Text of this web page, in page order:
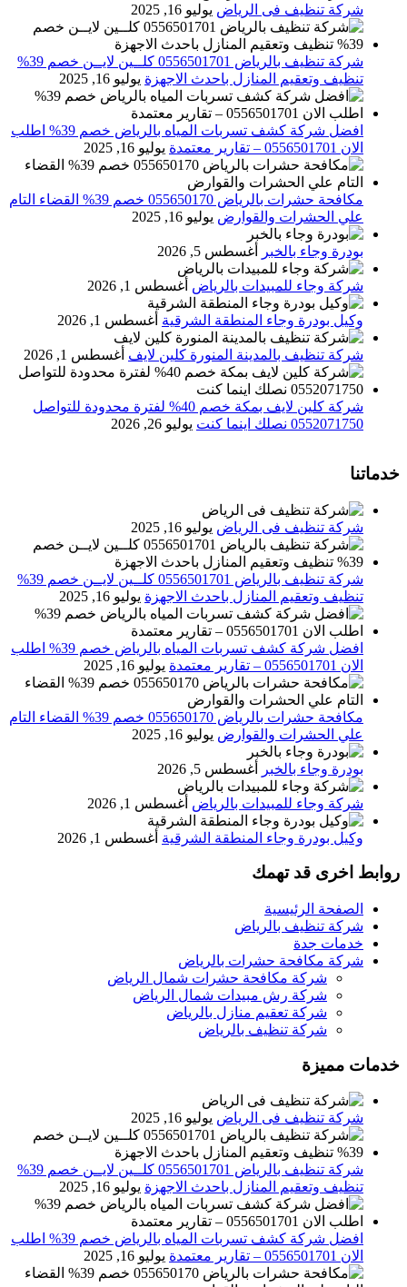
شركة تنظيف فى الرياض يوليو 16, 2025
شركة تنظيف بالرياض 0556501701 كلــين لايــن خصم 39%
تنظيف وتعقيم المنازل باحدث الاجهزة يوليو 16, 2025
افضل شركة كشف تسربات المياه بالرياض خصم 39% اطلب
الان 0556501701‬‏ – تقارير معتمدة
يوليو 16, 2025
مكافحة حشرات بالرياض 055650170 خصم 39% القضاء التام
علي الحشرات والقوارض يوليو 16, 2025
بودرة وجاء بالخبر أغسطس 5, 2026
شركة وجاء للمبيدات بالرياض أغسطس 1, 2026
وكيل بودرة وجاء المنطقة الشرقية أغسطس 1, 2026
شركة تنظيف بالمدينة المنورة كلين لايف أغسطس 1, 2026
شركة كلين لايف بمكة خصم 40% لفترة محدودة للتواصل
0552071750 نصلك اينما كنت
يوليو 26, 2026
خدماتنا
شركة تنظيف فى الرياض يوليو 16, 2025
شركة تنظيف بالرياض 0556501701 كلــين لايــن خصم 39%
تنظيف وتعقيم المنازل باحدث الاجهزة يوليو 16, 2025
افضل شركة كشف تسربات المياه بالرياض خصم 39% اطلب
الان 0556501701‬‏ – تقارير معتمدة
يوليو 16, 2025
مكافحة حشرات بالرياض 055650170 خصم 39% القضاء التام
علي الحشرات والقوارض يوليو 16, 2025
بودرة وجاء بالخبر أغسطس 5, 2026
شركة وجاء للمبيدات بالرياض أغسطس 1, 2026
وكيل بودرة وجاء المنطقة الشرقية أغسطس 1, 2026
روابط اخرى قد تهمك
الصفحة الرئيسية
شركة تنظيف بالرياض
خدمات جدة
شركة مكافحة حشرات بالرياض
شركة مكافحة حشرات شمال الرياض
شركة رش مبيدات شمال الرياض
شركة تعقيم منازل بالرياض
شركة تنظيف بالرياض
خدمات مميزة
شركة تنظيف فى الرياض يوليو 16, 2025
شركة تنظيف بالرياض 0556501701 كلــين لايــن خصم 39%
تنظيف وتعقيم المنازل باحدث الاجهزة يوليو 16, 2025
افضل شركة كشف تسربات المياه بالرياض خصم 39% اطلب
الان 0556501701‬‏ – تقارير معتمدة
يوليو 16, 2025